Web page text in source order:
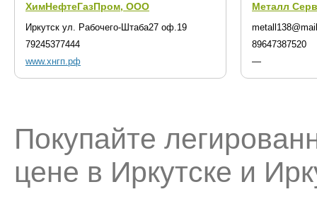
ХимНефтеГазПром, ООО
Иркутск ул. Рабочего-Штаба27 оф.19
79245377444
www.хнгп.рф
Металл
89647387520
—
Покупайте
цене в Иркутске и